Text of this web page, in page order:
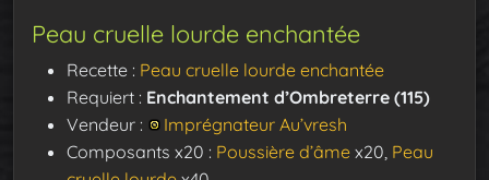
Peau cruelle lourde enchantée
Recette : Peau cruelle lourde enchantée
Requiert : Enchantement d’Ombreterre (115)
Vendeur :
Imprégnateur Au’vresh
Composants x20 : Poussière d’âme x20, Peau